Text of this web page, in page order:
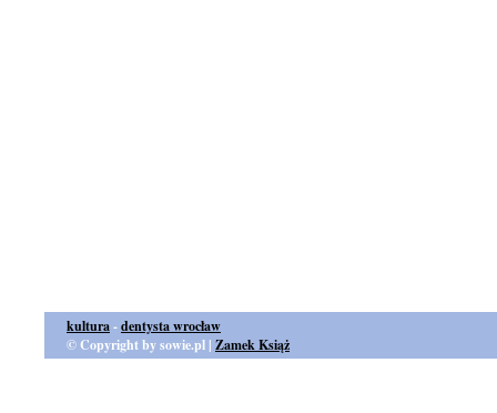
kultura-dentysta wrocław
© Copyright by sowie.pl | Zamek Książ